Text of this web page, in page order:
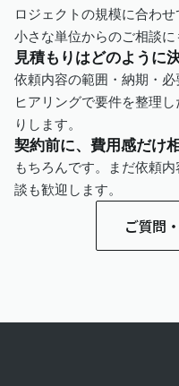
ロジェクトの規模に合わ
小さな単位からのご相談に
見積もりはどのように
依頼内容の範囲・納期・必
ヒアリングで要件を整理
りします。
契約前に、費用感だけ
もちろんです。まだ依頼
談も歓迎します。
ご質問